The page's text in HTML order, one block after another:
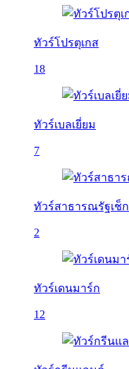
ทัวร์โปรตุเกส
18
ทัวร์เบลเยี่ยม
7
ทัวร์สาธารณรัฐเช็ก
2
ทัวร์เดนมาร์ก
12